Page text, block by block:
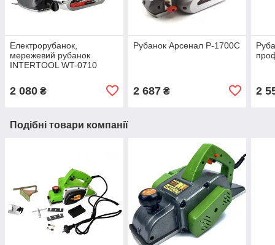
Електрорубанок,
мережевий рубанок
INTERTOOL WT-0710
2 080 ₴
Рубанок Арсенал Р-1700С
2 687₴ 2
Подібні товари компанії